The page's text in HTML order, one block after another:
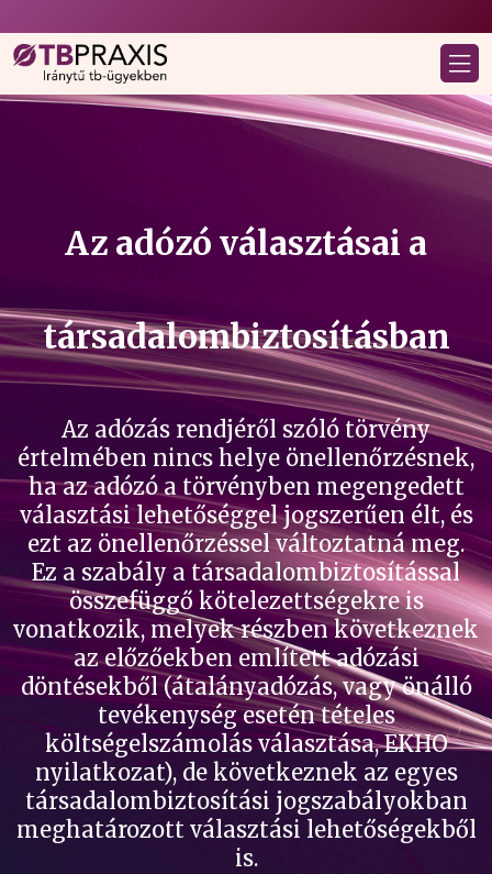
Az adózó választásai a
társadalombiztosításban
Az adózás rendjéről szóló törvény
értelmében nincs helye önellenőrzésnek,
ha az adózó a törvényben megengedett
választási lehetőséggel jogszerűen élt, és
ezt az önellenőrzéssel változtatná meg.
Ez a szabály a társadalombiztosítással
összefüggő kötelezettségekre is
vonatkozik, melyek részben következnek
az előzőekben említett adózási
döntésekből (átalányadózás, vagy önálló
tevékenység esetén tételes
költségelszámolás választása, EKHO
nyilatkozat), de következnek az egyes
társadalombiztosítási jogszabályokban
meghatározott választási lehetőségekből
is.